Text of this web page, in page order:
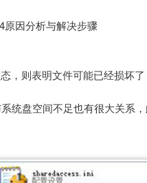
原因分析与解决步骤
，则表明文件可能已经损坏了
统盘空间不足也有很大关系